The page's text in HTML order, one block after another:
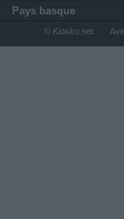
Pays basque
© Kiosko.net